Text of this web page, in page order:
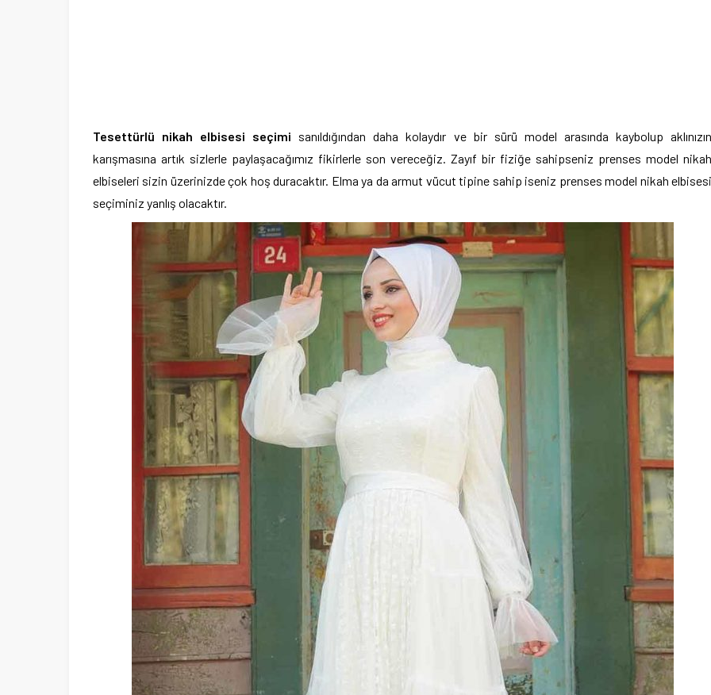
Tesettürlü nikah elbisesi seçimi sanıldığından daha kolaydır ve bir sürü model arasında kaybolup aklınızın
karışmasına artık sizlerle paylaşacağımız fikirlerle son vereceğiz. Zayıf bir fiziğe sahipseniz prenses model nikah
elbiseleri sizin üzerinizde çok hoş duracaktır. Elma ya da armut vücut tipine sahip iseniz prenses model nikah elbisesi
seçiminiz yanlış olacaktır.